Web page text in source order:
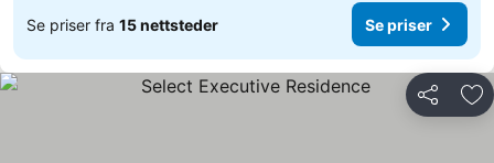
Se priser fra 15 nettsteder Se priser
Del